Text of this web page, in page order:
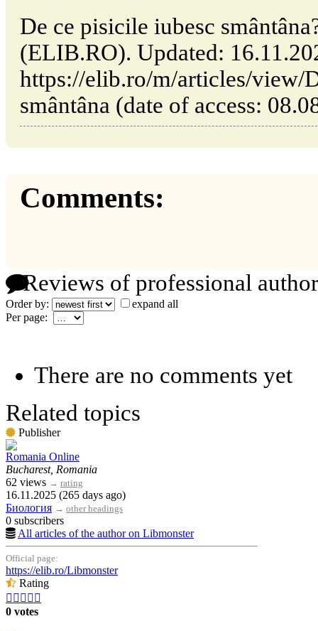
De ce pisicile iubesc
(ELIB.RO). Updated:
https://elib.ro/m/articles/view/
smântâna (date of access:
Comments:
Reviews of professional
Order by:
expand all
Per page:
There are no comments yet
Related topics
Publisher
Romania Online
Bucharest, Romania
62 views → rating
16.11.2025 (265 days ago)
Биология → other headings
0 subscribers
All articles of the author on Libmonster
Official page:
https://elib.ro/Libmonster
Rating
    
0 votes